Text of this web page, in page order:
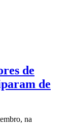
de
de
na